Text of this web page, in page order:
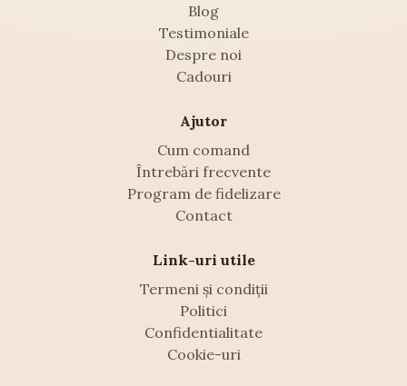
Blog
Testimoniale
Despre noi
Cadouri
Ajutor
Cum comand
Întrebări frecvente
Program de fidelizare
Contact
Link-uri utile
Termeni și condiții
Politici
Confidentialitate
Cookie-uri